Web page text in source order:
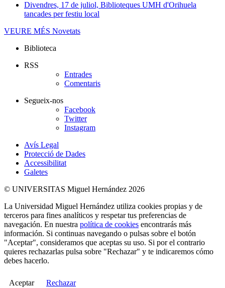
Divendres, 17 de juliol, Biblioteques UMH d'Orihuela
tancades per festiu local
VEURE MÉS Novetats
Biblioteca
RSS
Entrades
Comentaris
Segueix-nos
Facebook
Twitter
Instagram
Avís Legal
Protecció de Dades
Accessibilitat
Galetes
© UNIVERSITAS Miguel Hernández 2026
La Universidad Miguel Hernández utiliza cookies propias y de
terceros para fines analíticos y respetar tus preferencias de
navegación. En nuestra política de cookies encontrarás más
información. Si continuas navegando o pulsas sobre el botón
"Aceptar", consideramos que aceptas su uso. Si por el contrario
quieres rechazarlas pulsa sobre "Rechazar" y te indicaremos cómo
debes hacerlo.
Aceptar Rechazar